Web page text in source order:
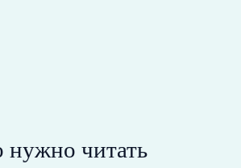
нужно читать